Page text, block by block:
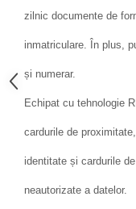
zilnic documente de
inmatriculare. În plus,
și numerar.
Echipat cu tehnologie
cardurile de
identitate și cardurile
neautorizate a datelor.